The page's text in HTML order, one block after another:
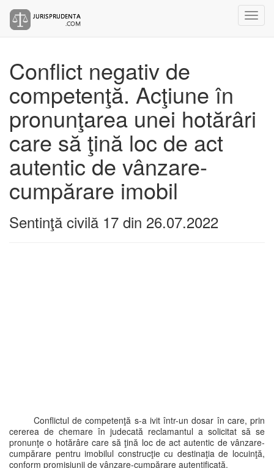
Conflict negativ de
competenţă. Acţiune în
pronunţarea unei hotărâri
care să ţină loc de act
autentic de vânzare-
cumpărare imobil
Sentinţă civilă 17 din 26.07.2022
Conflictul de competenţă s-a ivit într-un dosar în care, prin
cererea de chemare în judecată reclamantul a solicitat să se
pronunţe o hotărâre care să ţină loc de act autentic de vânzare-
cumpărare pentru imobilul construcţie cu destinaţia de locuinţă,
conform promisiunii de vânzare-cumpărare autentificată.